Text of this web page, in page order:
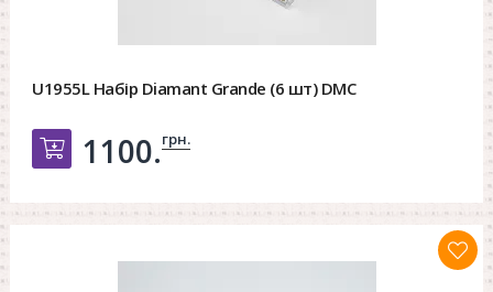
U1955L Набір Diamant Grande (6 шт) DMC
Добавить в корзину
1100.грн.